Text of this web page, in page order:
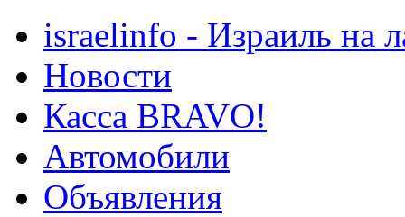
israelinfo - Израиль на
Новости
Касса BRAVO!
Автомобили
Объявления